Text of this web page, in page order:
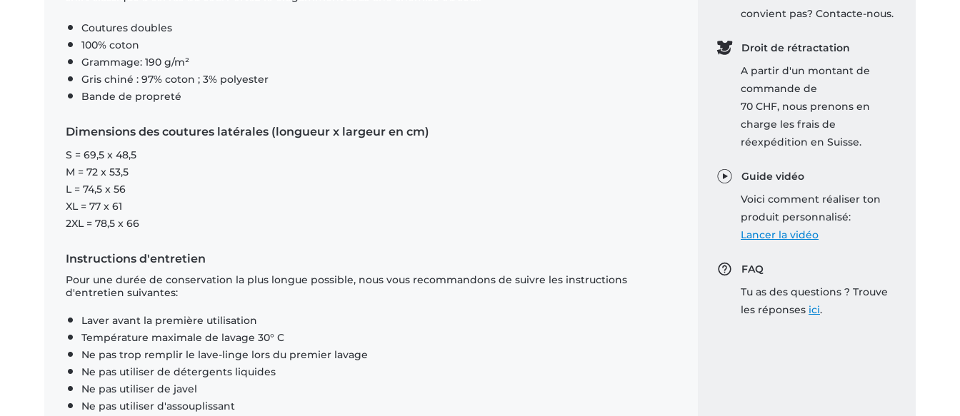
Coutures doubles
100% coton
Grammage: 190 g/m²
Gris chiné : 97% coton ; 3% polyester
Bande de propreté
Dimensions des coutures latérales (longueur x largeur en cm)
S = 69,5 x 48,5
M = 72 x 53,5
L = 74,5 x 56
XL = 77 x 61
2XL = 78,5 x 66
Instructions d'entretien
Pour une durée de conservation la plus longue possible, nous vous recommandons de suivre les instructions
d'entretien suivantes:
Laver avant la première utilisation
Température maximale de lavage 30° C
Ne pas trop remplir le lave-linge lors du premier lavage
Ne pas utiliser de détergents liquides
Ne pas utiliser de javel
Ne pas utiliser d'assouplissant
convient pas? Contacte-nous.
Droit de rétractation
A partir d'un montant de
commande de
70 CHF, nous prenons en
charge les frais de
réexpédition en Suisse.
Guide vidéo
Voici comment réaliser ton
produit personnalisé:
Lancer la vidéo
FAQ
Tu as des questions ? Trouve
les réponses ici.